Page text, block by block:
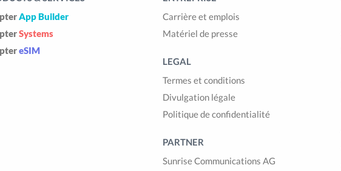
App Builder
Systems
eSIM
Carrière et emplois
Matériel de presse
LEGAL
Termes et conditions
Divulgation légale
Politique de confidentialité
PARTNER
Sunrise Communications AG